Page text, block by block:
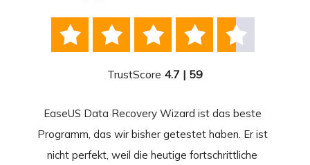
    
TrustScore 4.7 | 59
EaseUS Data Recovery Wizard ist das beste
Programm, das wir bisher getestet haben. Er ist
nicht perfekt, weil die heutige fortschrittliche